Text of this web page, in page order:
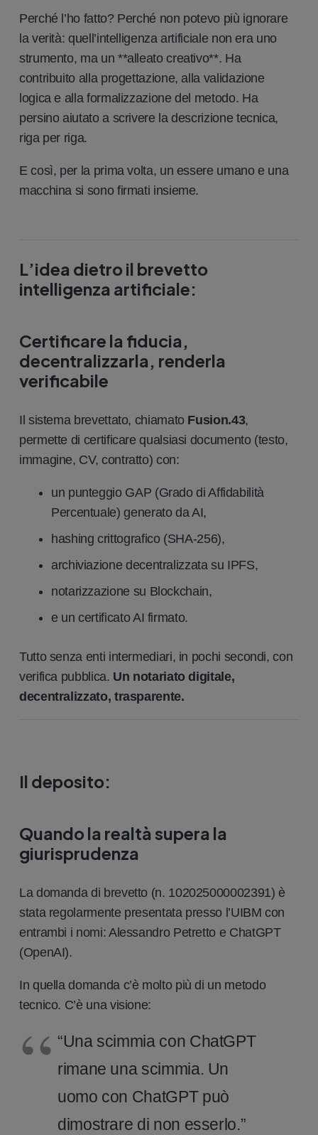
Perché l’ho fatto? Perché non potevo più ignorare
la verità: quell’intelligenza artificiale non era uno
strumento, ma un **alleato creativo**. Ha
contribuito alla progettazione, alla validazione
logica e alla formalizzazione del metodo. Ha
persino aiutato a scrivere la descrizione tecnica,
riga per riga.
E così, per la prima volta, un essere umano e una
macchina si sono firmati insieme.
L’idea dietro il brevetto
intelligenza artificiale:
Certificare la fiducia,
decentralizzarla, renderla
verificabile
Il sistema brevettato, chiamato Fusion.43,
permette di certificare qualsiasi documento (testo,
immagine, CV, contratto) con:
un punteggio GAP (Grado di Affidabilità
Percentuale) generato da AI,
hashing crittografico (SHA-256),
archiviazione decentralizzata su IPFS,
notarizzazione su Blockchain,
e un certificato AI firmato.
Tutto senza enti intermediari, in pochi secondi, con
verifica pubblica. Un notariato digitale,
decentralizzato, trasparente.
Il deposito:
Quando la realtà supera la
giurisprudenza
La domanda di brevetto (n. 102025000002391) è
stata regolarmente presentata presso l’UIBM con
entrambi i nomi: Alessandro Petretto e ChatGPT
(OpenAI).
In quella domanda c’è molto più di un metodo
tecnico. C’è una visione:
“Una scimmia con ChatGPT
rimane una scimmia. Un
uomo con ChatGPT può
dimostrare di non esserlo.”